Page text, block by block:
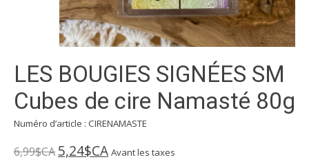
LES BOUGIES SIGNÉES SM
Cubes de cire Namasté 80g
Numéro d’article : CIRENAMASTE
6,99$CA 5,24$CA Avant les taxes